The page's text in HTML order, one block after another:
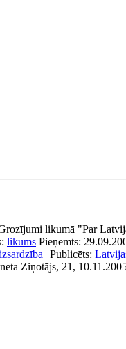
likumā "Par
likums Pieņemts:
Publicēts:
Ziņotājs, 21,